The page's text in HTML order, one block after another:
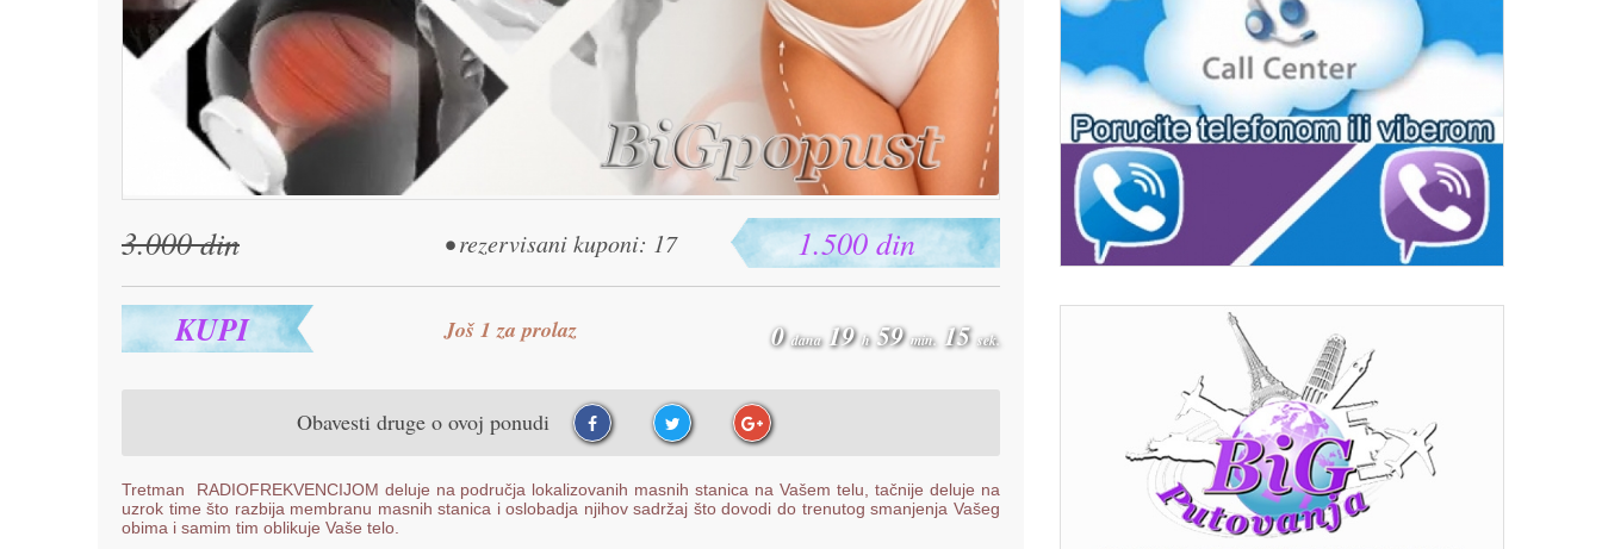
3.000 din • rezervisani kuponi: 17 1.500 din
KUPI Još 1 za prolaz 0dana 19h 59min. 15 sek.
Obavesti druge o ovoj ponudi
Tretman RADIOFREKVENCIJOM deluje na područja lokalizovanih masnih stanica na Vašem telu, tačnije deluje na
uzrok time što razbija membranu masnih stanica i oslobadja njihov sadržaj što dovodi do trenutog smanjenja Vašeg
obima i samim tim oblikuje Vaše telo.